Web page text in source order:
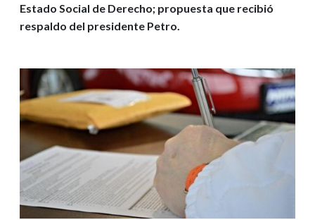
Estado Social de Derecho; propuesta que recibió
respaldo del presidente Petro.